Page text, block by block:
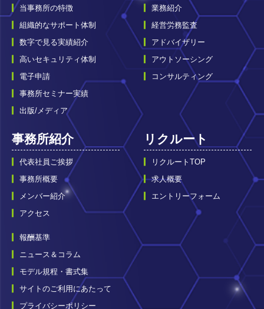
当事務所の特徴
組織的なサポート体制
数字で見る実績紹介
高いセキュリティ体制
電子申請
事務所セミナー実績
出版/メディア
業務紹介
経営労務監査
アドバイザリー
アウトソーシング
コンサルティング
事務所紹介
代表社員ご挨拶
事務所概要
メンバー紹介
アクセス
リクルート
リクルートTOP
求人概要
エントリーフォーム
報酬基準
ニュース＆コラム
モデル規程・書式集
サイトのご利用にあたって
プライバシーポリシー